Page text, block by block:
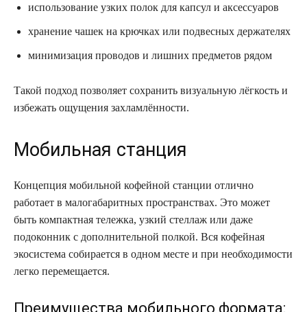
использование узких полок для капсул и аксессуаров
хранение чашек на крючках или подвесных держателях
минимизация проводов и лишних предметов рядом
Такой подход позволяет сохранить визуальную лёгкость и
избежать ощущения захламлённости.
Мобильная станция
Концепция мобильной кофейной станции отлично
работает в малогабаритных пространствах. Это может
быть компактная тележка, узкий стеллаж или даже
подоконник с дополнительной полкой. Вся кофейная
экосистема собирается в одном месте и при необходимости
легко перемещается.
Преимущества мобильного формата: